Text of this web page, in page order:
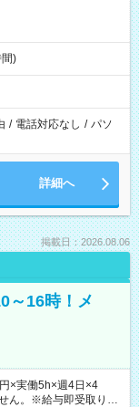
)
/ 電話対応なし / パソ
詳細へ
掲載日：2026.08.06
～16時！メ
×実働5h×週4日×4
ん。※給与即受取りサ